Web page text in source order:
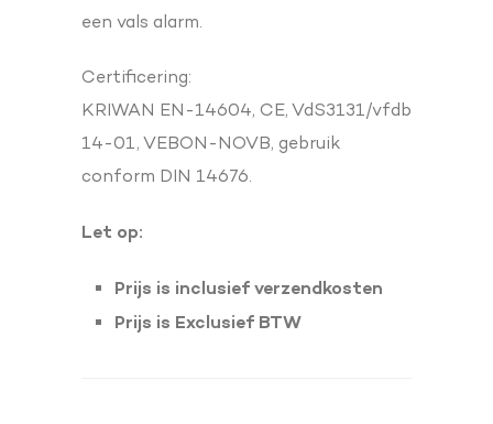
een vals alarm.
Certificering:
KRIWAN EN-14604, CE, VdS3131/vfdb
14-01, VEBON-NOVB, gebruik
conform DIN 14676.
Let op:
Prijs is inclusief verzendkosten
Prijs is Exclusief BTW